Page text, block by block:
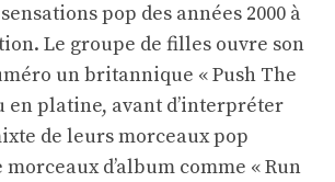
pop des années 2000 à
Le groupe de filles ouvre son
un britannique « Push The
en platine, avant d’interpréter
de leurs morceaux pop
d’album comme « Run